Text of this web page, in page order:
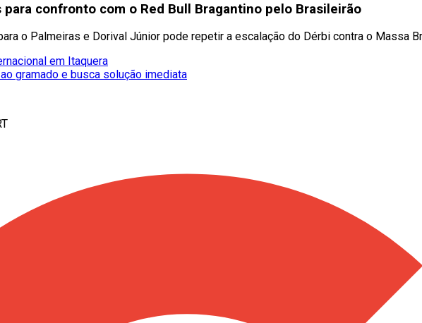
confronto com o Red Bull Bragantino pelo Brasileirão
o Palmeiras e Dorival Júnior pode repetir a escalação do Dérbi contra o Massa
em Itaquera
gramado e busca solução imediata